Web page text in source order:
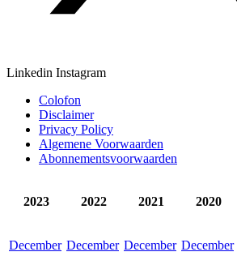
Linkedin Instagram
Colofon
Disclaimer
Privacy Policy
Algemene Voorwaarden
Abonnementsvoorwaarden
2023 2022 2021 2020
December December December December